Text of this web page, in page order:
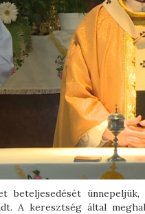
beteljesedését
A keresztség által